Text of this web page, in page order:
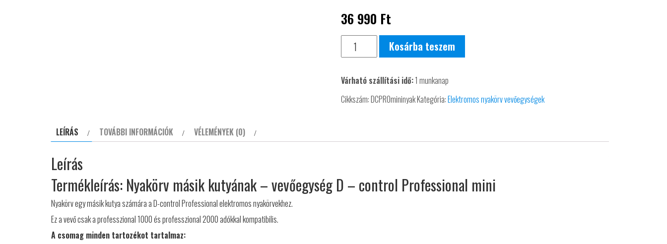
36 990 Ft
Dogtrace
D-
Professional
mini
mennyiség
Kosárba teszem
Várható szállítási idő:1 munkanap
Cikkszám:DCPROmininyakKategória:Elektromos nyakörv vevőegységek
LEÍRÁS TOVÁBBI INFORMÁCIÓK VÉLEMÉNYEK (0)
Leírás
Termékleírás: Nyakörv másik kutyának – vevőegység D – control Professional mini
Nyakörv egy másik kutya számára a D-control Professional elektromos nyakörvekhez.
Ez a vevő csak a professzional 1000 és professzional 2000 adókkal kompatibilis.
A csomag minden tartozékot tartalmaz: